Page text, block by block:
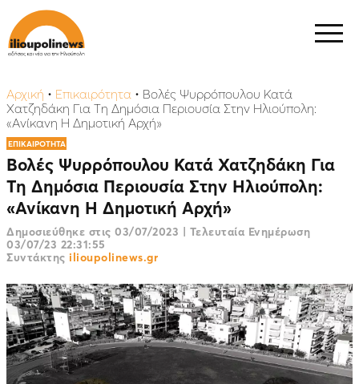
Αρχική • Επικαιρότητα • Βολές Ψυρρόπουλου Κατά
Χατζηδάκη Για Τη Δημόσια Περιουσία Στην Ηλιούπολη:
«Ανίκανη Η Δημοτική Αρχή»
ΕΠΙΚΑΙΡΟΤΗΤΑ
Βολές Ψυρρόπουλου Κατά Χατζηδάκη Για
Τη Δημόσια Περιουσία Στην Ηλιούπολη:
«Ανίκανη Η Δημοτική Αρχή»
Δημοσιεύθηκε στις 03/07/2023 | Τελευταία Ενημέρωση
03/07/23 22:31:55
Συντάκτης ilioupolinews.gr